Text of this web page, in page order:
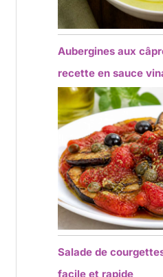
Aubergines aux
recette en sauce
Salade de
facile et rapide